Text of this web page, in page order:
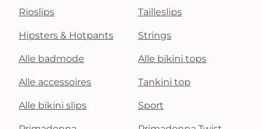
Rioslips Tailleslips
Hipsters & Hotpants Strings
Alle badmode Alle bikini tops
Alle accessoires Tankini top
Alle bikini slips Sport